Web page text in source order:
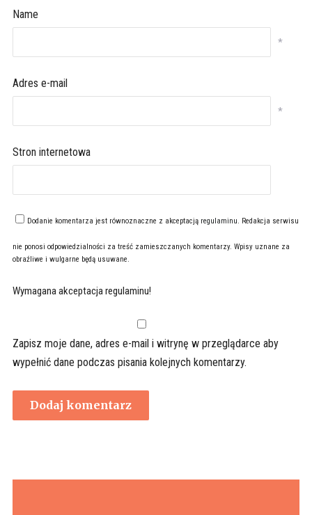
Name
*
Adres e-mail
*
Stron internetowa
Dodanie komentarza jest równoznaczne z akceptacją regulaminu. Redakcja serwisu
nie ponosi odpowiedzialności za treść zamieszczanych komentarzy. Wpisy uznane za
obraźliwe i wulgarne będą usuwane.
Wymagana akceptacja regulaminu!
Zapisz moje dane, adres e-mail i witrynę w przeglądarce aby
wypełnić dane podczas pisania kolejnych komentarzy.